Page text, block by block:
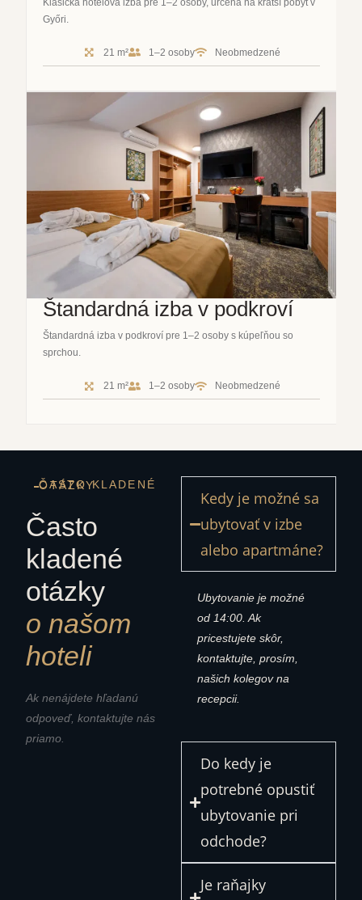
Klasická hotelová izba pre 1–2 osoby, určená na kratší pobyt v
Győri.
21 m² 1–2 osoby Neobmedzené
Štandardná izba v podkroví
Štandardná izba v podkroví pre 1–2 osoby s kúpeľňou so
sprchou.
21 m² 1–2 osoby Neobmedzené
ČASTO KLADENÉ OTÁZKY
Často
kladené
otázky
o našom
hoteli
Ak nenájdete hľadanú
odpoveď, kontaktujte nás
priamo.
Kedy je možné sa
ubytovať v izbe
alebo apartmáne?
Ubytovanie je možné
od 14:00. Ak
pricestujete skôr,
kontaktujte, prosím,
našich kolegov na
recepcii.
Do kedy je
potrebné opustiť
ubytovanie pri
odchode?
Je raňajky